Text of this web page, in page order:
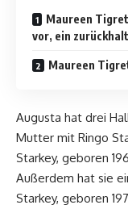
Maureen
vor, ein
Maureen
Augusta hat drei
Mutter mit Ringo
Starkey, geboren
Außerdem hat sie
Starkey, geboren